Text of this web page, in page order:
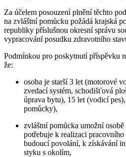
Za účelem posouzení plnění těchto
na zvláštní pomůcku požádá krajská
republiky příslušnou okresní správu
vypracování posudku zdravotního
Podmínkou pro poskytnutí příspěvku
že:
osoba je starší 3 let (motorové
zvedací systém, schodišťová
úprava bytu), 15 let (vodicí
pomůcky),
zvláštní pomůcka umožní osobě
potřebuje k realizaci
budoucí povolání, k získávání
styku s okolím,